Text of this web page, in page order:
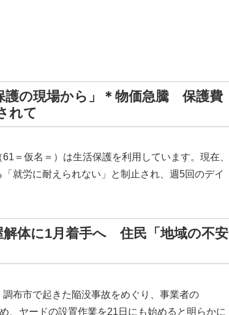
護の現場から」＊物価急騰 保護費
れて
＝仮名＝）は生活保護を利用しています。現在、
就労に耐えられない」と制止され、週5回のデイ
体に1月着手へ 住民「地域の不安
布市で起きた陥没事故をめぐり、事業者の
、ヤードの設置作業を21日にも始めると明らかに